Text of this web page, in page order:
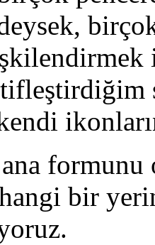
bir